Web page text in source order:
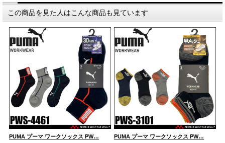
この商品を見た人はこんな商品も見ています
PUMA プーマ ワークソックス PW… PUMA プーマ ワークソックス PW…